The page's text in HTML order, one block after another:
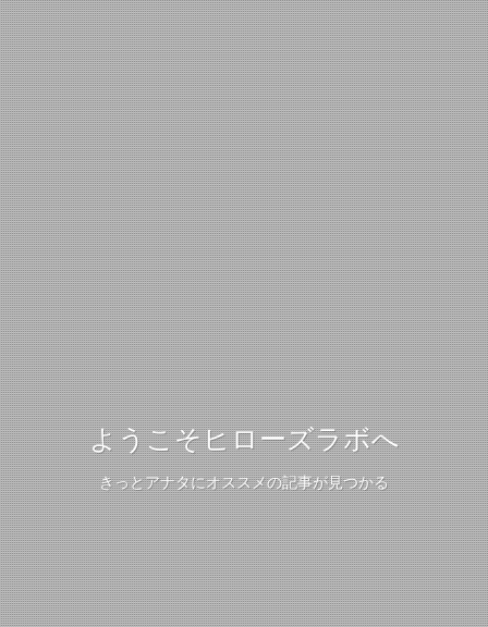
ようこそヒローズラボへ
きっとアナタにオススメの記事が見つかる